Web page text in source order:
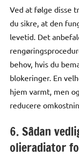
Ved at følge disse
du sikre, at den
levetid. Det
behov, hvis du
blokeringer. En
hjem varmt, men
reducere
6. Sådan
olieradiator